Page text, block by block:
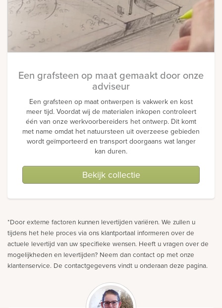
Een grafsteen op maat gemaakt door onze
adviseur
Een grafsteen op maat ontwerpen is vakwerk en kost
meer tijd. Voordat wij de materialen inkopen controleert
één van onze werkvoorbereiders het ontwerp. Dit komt
met name omdat het natuursteen uit overzeese gebieden
wordt geïmporteerd en transport doorgaans wat langer
kan duren.
Bekijk collectie
*Door externe factoren kunnen levertijden variëren. We zullen u
tijdens het hele proces via ons klantportaal informeren over de
actuele levertijd van uw specifieke wensen. Heeft u vragen over de
mogelijkheden en levertijden? Neem dan contact op met onze
klantenservice. De contactgegevens vindt u onderaan deze pagina.